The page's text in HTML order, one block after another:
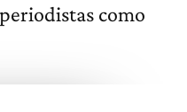
como